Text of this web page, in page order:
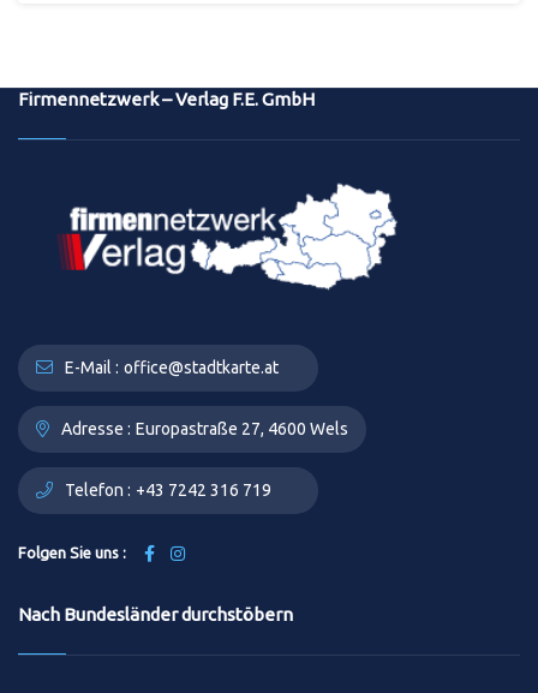
Firmennetzwerk – Verlag F.E. GmbH
E-Mail : office@stadtkarte.at
Adresse : Europastraße 27, 4600 Wels
Telefon : +43 7242 316 719
Folgen Sie uns :
Nach Bundesländer durchstöbern